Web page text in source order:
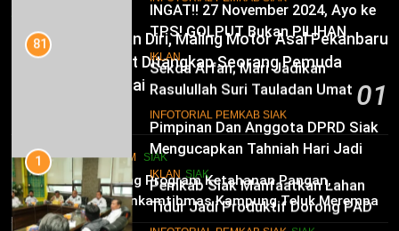
INGAT!! 27 November 2024, Ayo ke
TPS! GOLPUT Bukan PILIHAN
IKLAN
Pimpinan Dan Anggota DPRD Siak
Mengucapkan Tahniah Hari Jadi
Kabupaten Siak Ke-25 Tahun
IKLAN SIAK
11
SIAK
Sempat Melarikan Diri, Maling Motor Asal Pekanbaru
Tak Berkutik Saat Ditangkap Seorang Pemuda
Kampung Temusai
01
02
HUKRIM SIAK
Dukung Program Ketahanan Pangan,
Bhabinkamtibmas Kampung Teluk Merempan
Tinjau Tanaman Jagung Waga
81
Sekda Arfan; Mari Jadikan
Rasulullah Suri Tauladan Umat
1
Pemkab Siak Manfaatkan Lahan
Tidur Jadi Produktif Dorong PAD
dan Kesejahteraan Warga
INFOTORIAL PEMKAB SIAK SIAK